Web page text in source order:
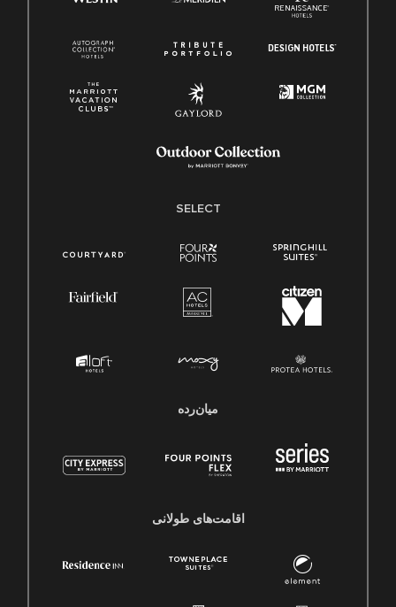
SELECT
میان‌رده
اقامت‌های طولانی